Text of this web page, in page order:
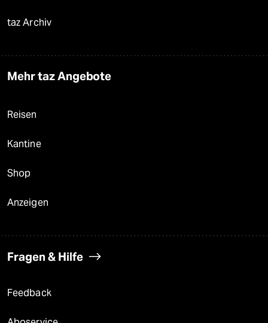
taz Archiv
Mehr taz Angebote
Reisen
Kantine
Shop
Anzeigen
Fragen & Hilfe
Feedback